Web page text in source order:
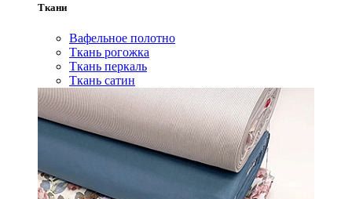
Ткани
Вафельное полотно
Ткань рогожка
Ткань перкаль
Ткань сатин